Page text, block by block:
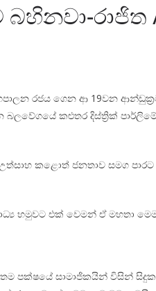
රජය ගෙන ආ 19වන
කළුතර දිස්ත්‍රික්
කළොත් ජනතාව සමග පාරට
හමුවට එක් වෙමන් ඒ මහතා
තම පක්ෂයේ සාමාජිකයින් විසින්